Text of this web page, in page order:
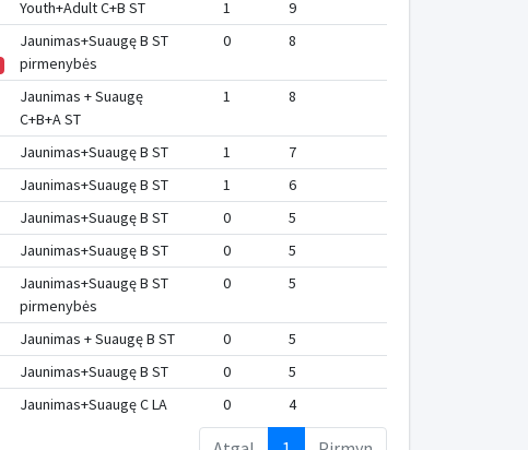
Youth+Adult C+B ST 1
9
Jaunimas+Suaugę B ST
pirmenybės
0 8
Jaunimas + Suaugę
C+B+A ST
1 8
Jaunimas+Suaugę B ST 1
7
Jaunimas+Suaugę B ST 1
6
Jaunimas+Suaugę B ST 0
5
Jaunimas+Suaugę B ST 0
5
Jaunimas+Suaugę B ST
pirmenybės
0 5
Jaunimas + Suaugę B ST 0
5
Jaunimas+Suaugę B ST 0
5
Jaunimas+Suaugę C LA 0 4